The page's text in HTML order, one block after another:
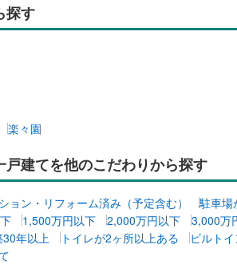
探す
楽々園
建てを他のこだわりから探す
ョン・リフォーム済み（予定含む） 駐車場
1,500万円以下 2,000万円以下 3,000万
年以上 トイレが2ヶ所以上ある ビルト